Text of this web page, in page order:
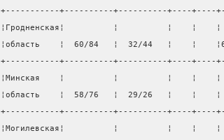
+-----------+----------+----------+----+----
¦Гродненская¦          ¦          ¦
¦область    ¦  60/84   ¦  32/44   ¦    ¦
+-----------+----------+----------+----+----
¦Минская    ¦          ¦          ¦    ¦
¦область    ¦  58/76   ¦  29/26   ¦    ¦
+-----------+----------+----------+----+----
¦Могилевская¦          ¦          ¦